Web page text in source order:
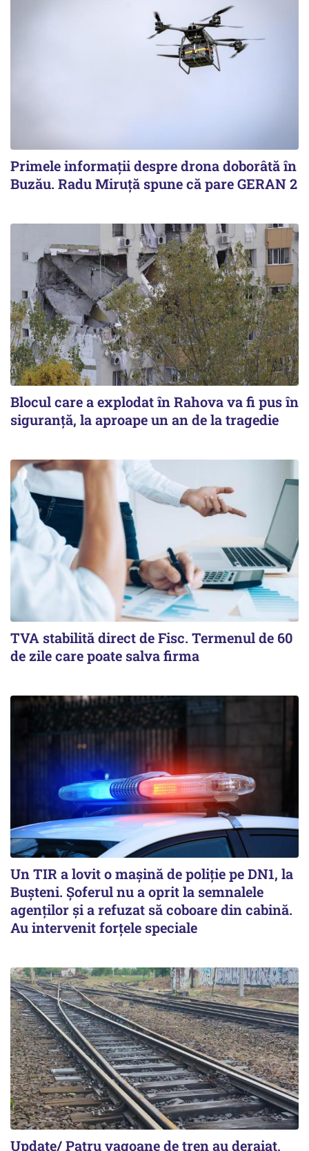
Primele informaţii despre drona doborâtă în
Buzău. Radu Miruţă spune că pare GERAN 2
Blocul care a explodat în Rahova va fi pus în
siguranţă, la aproape un an de la tragedie
TVA stabilită direct de Fisc. Termenul de 60
de zile care poate salva firma
Un TIR a lovit o maşină de poliţie pe DN1, la
Buşteni. Şoferul nu a oprit la semnalele
agenţilor şi a refuzat să coboare din cabină.
Au intervenit forţele speciale
Update/ Patru vagoane de tren au deraiat,